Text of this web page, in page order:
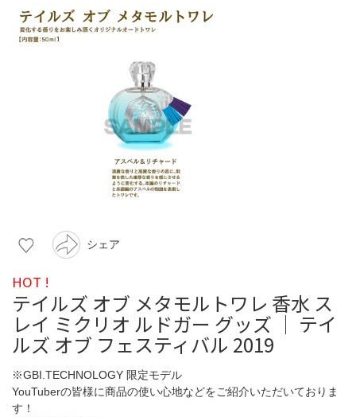
シェア
HOT !
テイルズ オブ メタモルトワレ 香水 ス
レイ ミクリオ ルドガー グッズ │ テイ
ルズ オブ フェスティバル 2019
※GBI.TECHNOLOGY 限定モデル
YouTuberの皆様に商品の使い心地などをご紹介いただいておりま
す！